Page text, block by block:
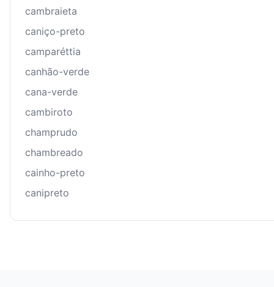
cambraieta
caniço-preto
camparéttia
canhão-verde
cana-verde
cambiroto
champrudo
chambreado
cainho-preto
canipreto